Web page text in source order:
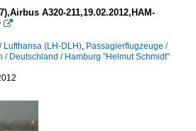
A320-211,19.02.2012,HAM-

Lufthansa (LH-DLH), Passagierflugzeuge /
/ Deutschland / Hamburg "Helmut Schmidt"